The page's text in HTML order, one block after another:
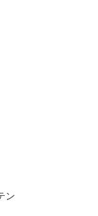
ン